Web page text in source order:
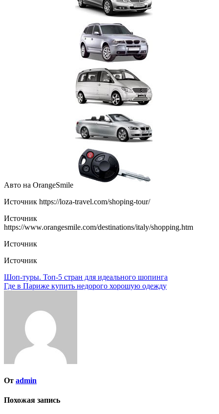
Авто на OrangeSmile
Источник https://loza-travel.com/shoping-tour/
Источник
https://www.orangesmile.com/destinations/italy/shopping.htm
Источник
Источник
Навигация
по
Шоп-туры. Топ-5 стран для идеального шопинга
Где в Париже купить недорого хорошую одежду
От admin
Похожая запись